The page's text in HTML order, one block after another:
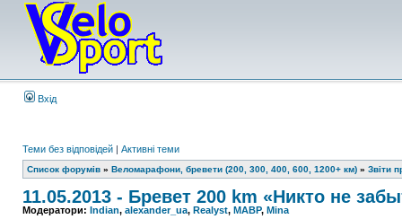
Вхід
Теми без відповідей | Активні теми
Список форумів » Веломарафони, бревети (200, 300, 400, 600, 1200+ км) » Звіти
11.05.2013 - Бревет 200 km «Никто не
Модератори: Indian, alexander_ua, Realyst, MABP, Mina